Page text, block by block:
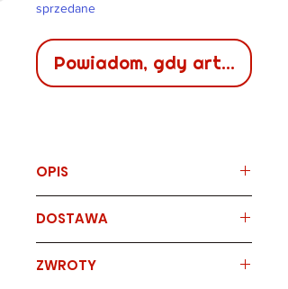
sprzedane
Powiadom, gdy artykuł
OPIS
VOGUE PEEK CLOPPENBURG
Czarne aksamitne spodnie
DOSTAWA
Sposób
koszt
ZWROTY